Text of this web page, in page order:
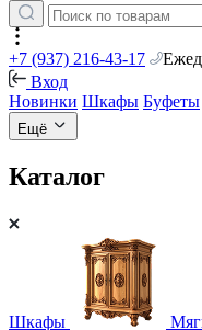
+7 (937) 216-43-17
Вход
Новинки Шкафы Буфеты
Ещё
Каталог
Шкафы